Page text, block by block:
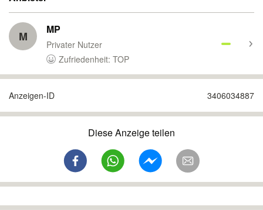
M MP
Privater Nutzer
Zufriedenheit: TOP
Anzeigen-ID 3406034887
Diese Anzeige teilen